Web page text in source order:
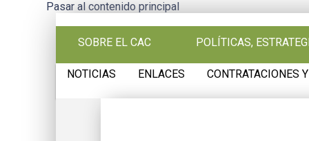
Pasar al contenido principal
SOBRE EL CAC POLÍTICAS,
NOTICIAS ENLACES CONTRATACIONES